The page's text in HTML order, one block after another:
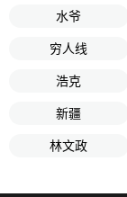
水爷
穷人线
浩克
新疆
林文政